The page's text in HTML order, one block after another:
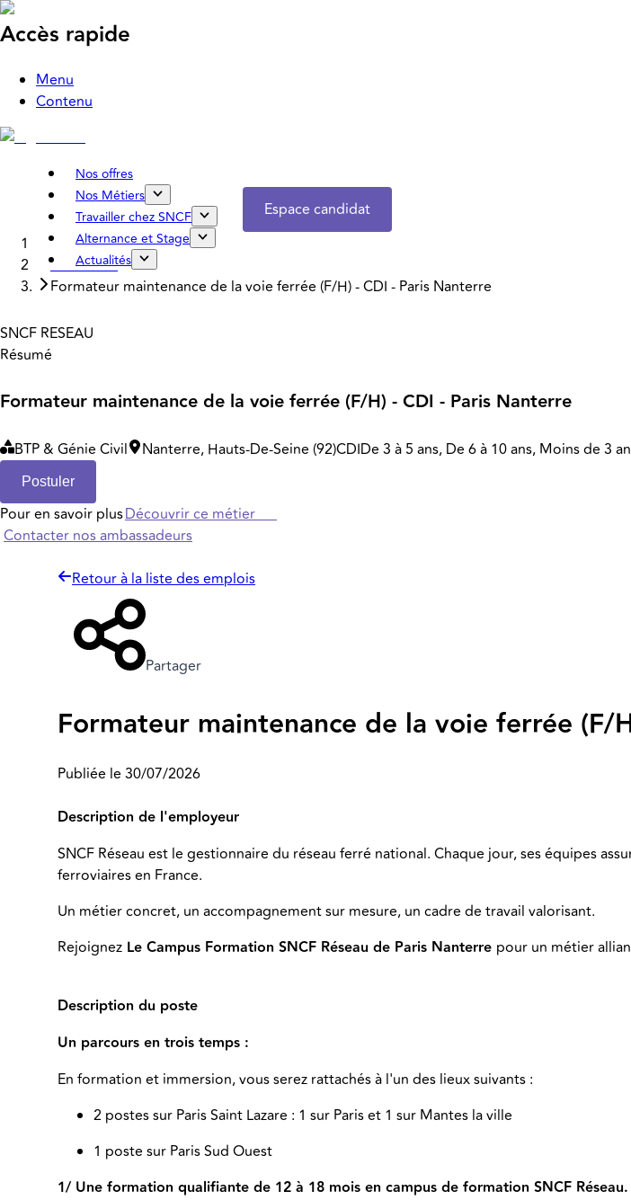
Accès rapide
Menu
Contenu
Nos offres
Nos Métiers
Travailler chez SNCF
Alternance et Stage
Actualités
Espace candidat
Accueil
Nos offres
Formateur maintenance de la voie ferrée (F/H) - CDI - Paris Nanterre
SNCF RESEAU
Résumé
Formateur maintenance de la voie ferrée (F/H) - CDI - Paris Nanterre
BTP & Génie Civil Nanterre, Hauts-De-Seine (92)CDIDe 3 à 5 ans, De 6 à 10 ans, Moins de 3
Postuler
Pour en savoir plusDécouvrir ce métier
Contacter nos ambassadeurs
Retour à la liste des emplois
Partager
Formateur maintenance de la voie ferrée (F/
Publiée le 30/07/2026
Description de l'employeur
SNCF Réseau est le gestionnaire du réseau ferré national. Chaque jour, ses équipes
ferroviaires en France.
Un métier concret, un accompagnement sur mesure, un cadre de travail valorisant.
Rejoignez Le Campus Formation SNCF Réseau de Paris Nanterre pour un métier
Description du poste
Un parcours en trois temps :
En formation et immersion, vous serez rattachés à l'un des lieux suivants :
2 postes sur Paris Saint Lazare : 1 sur Paris et 1 sur Mantes la ville
1 poste sur Paris Sud Ouest
1/ Une formation qualifiante de 12 à 18 mois en campus de formation SNCF Réseau.